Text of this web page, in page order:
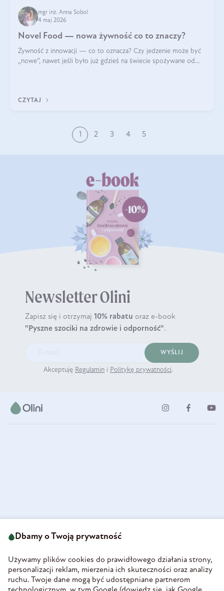
mgr inż. Anna Sobol
4 maj 2026
Novel Food — nowa żywność co to znaczy?
Żywność z innowacji — co to oznacza? Czy jedzenie może być
„nowe”, nawet jeśli było już gdzieś na świecie spożywane od
CZYTAJ
1 2 3 4 5
Newsletter Olini
Zapisz się i otrzymaj 10% rabatu oraz e-book
"Pyszne szociki na zdrowie i odporność".
WYŚLIJ
Akceptuję Regulamin i Politykę prywatności.
58-160 Świebodzice
REGON 890213034
INFORMACJE
Dbamy o Twoją prywatność
Używamy plików cookies do prawidłowego działania strony,
personalizacji reklam, mierzenia ich skuteczności oraz analizy
ruchu. Twoje dane mogą być udostępniane partnerom